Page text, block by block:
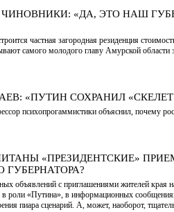
«ДА, ЭТО НАШ
частная загородная резиденция
самого молодого главу Амурской области
«ПУТИН СОХРАНИЛ
психопрогаммистики объяснил, почему
«ПРЕЗИДЕНТСКИЕ»
ГУБЕРНАТОРА?
объявлений с приглашениями жителей края
роли «Путина», в информационных
пиара сценарий. А, может, наоборот,